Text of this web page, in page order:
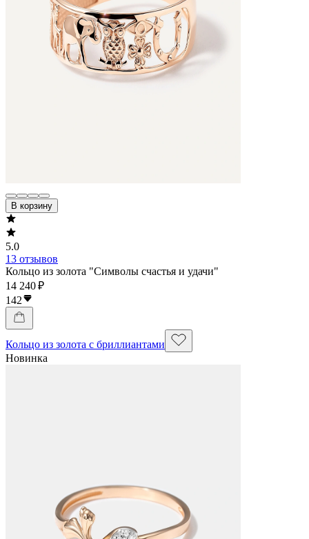
В корзину
5.0
13 отзывов
Кольцо из золота "Символы счастья и удачи"
14 240 ₽
142
Кольцо из золота с бриллиантами
Новинка